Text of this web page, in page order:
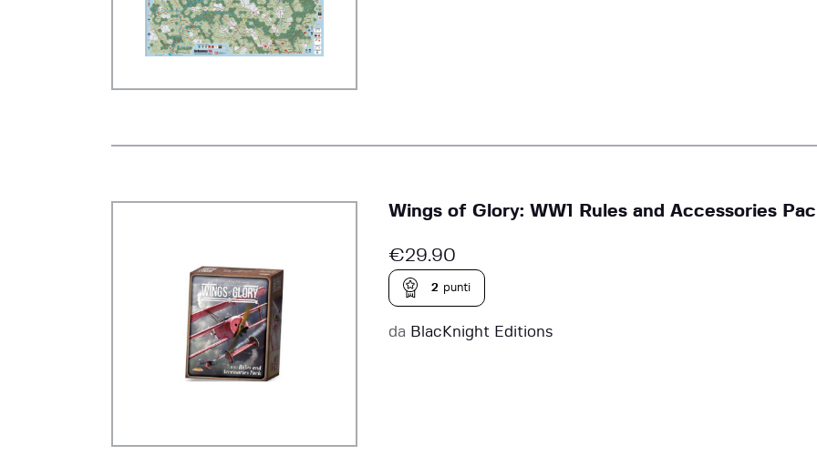
Wings of Glory: WW1 Rules and Accessories
€29.90
2 punti
da BlacKnight Editions